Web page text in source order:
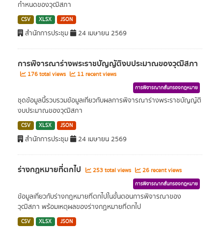
กำหนดของวุฒิสภา
CSV XLSX JSON
สำนักการประชุม 24 เมษายน 2569
การพิจารณาร่างพระราชบัญญัติงบประมาณของวุฒิสภา
176 total views 11 recent views
การพิจารณากลั่นกรองกฎหมาย
ชุดข้อมูลนี้รวบรวมข้อมูลเกี่ยวกับผลการพิจารณาร่างพระราชบัญญัติ
งบประมาณของวุฒิสภา
CSV XLSX JSON
สำนักการประชุม 24 เมษายน 2569
ร่างกฏหมายที่ตกไป 253 total views 26 recent views
การพิจารณากลั่นกรองกฎหมาย
ข้อมูลเกี่ยวกับร่างกฎหมายที่ตกไปในขั้นตอนการพิจารณาของ
วุฒิสภา พร้อมเหตุผลของร่างกฏหมายที่ตกไป
CSV XLSX JSON